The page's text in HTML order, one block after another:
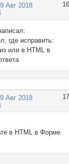
16
Авг 2018
где исправить:
или в HTML в
17
Авг 2018
в HTML в Форме